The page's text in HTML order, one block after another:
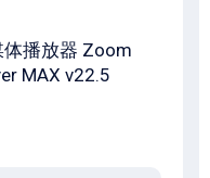
体播放器 Zoom
MAX v22.5